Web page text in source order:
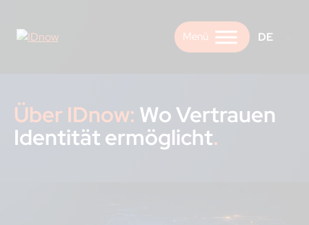
content
DE
Über IDnow: Wo Vertrauen
Identität ermöglicht.